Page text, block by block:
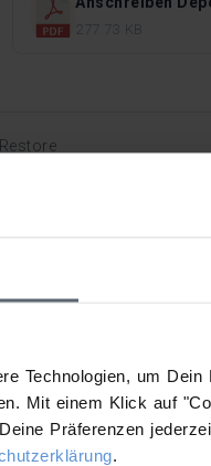
Technologien, um
Mit einem Klick auf
Präferenzen
.
277.73 KB